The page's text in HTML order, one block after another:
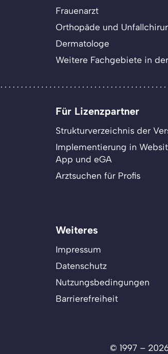
Frauenarzt
Orthopäde und
Dermatologe
Weitere Fachgebiete in
Für Lizenzpartner
Strukturverzeichnis der
Implementierung in
App und eGA
Arztsuchen für Profis
Weiteres
Impressum
Datenschutz
Nutzungsbedingungen
Barrierefreiheit
© 1997 –